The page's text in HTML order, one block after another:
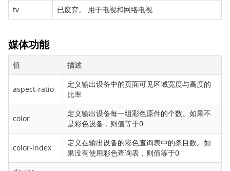
box-direction
box-flex
box-lines
box-ordinal-group
box-pack
tv 已废弃。 用于电视和网络电视
媒体功能
值 描述
aspect-ratio
定义输出设备中的页面可见区域宽度与高度的
比率
color
定义输出设备每一组彩色原件的个数。如果不
是彩色设备，则值等于0
color-index
定义在输出设备的彩色查询表中的条目数。如
果没有使用彩色查询表，则值等于0